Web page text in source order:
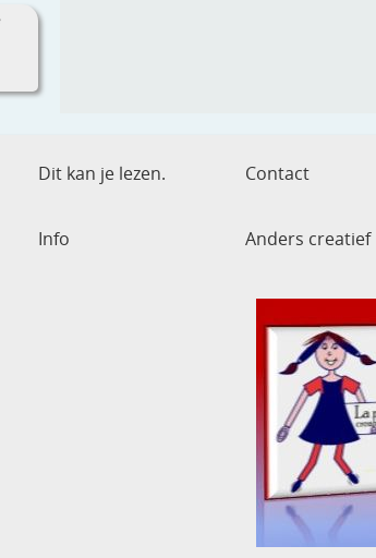
Dit kan je lezen. Contact
Info Anders creatief